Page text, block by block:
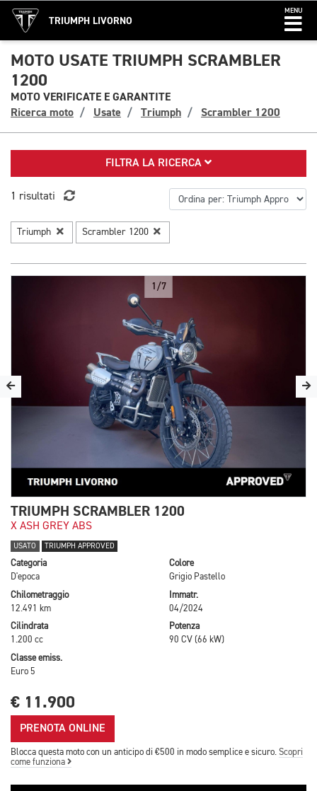
TRIUMPH LIVORNO
MENU
MOTO USATE TRIUMPH SCRAMBLER
1200
MOTO VERIFICATE E GARANTITE
Ricerca moto
Usate Triumph Scrambler 1200
FILTRA LA RICERCA
1 risultati
Triumph Scrambler 1200
1/7
TRIUMPH SCRAMBLER 1200
X ASH GREY ABS
USATO TRIUMPH APPROVED
Categoria
D'epoca
Colore
Grigio Pastello
Chilometraggio
12.491 km
Immatr.
04/2024
Cilindrata
1.200 cc
Potenza
90 CV (66 kW)
Classe emiss.
Euro 5
€ 11.900
PRENOTA ONLINE
Blocca questa moto con un anticipo di €500 in modo semplice e sicuro. Scopri
come funziona